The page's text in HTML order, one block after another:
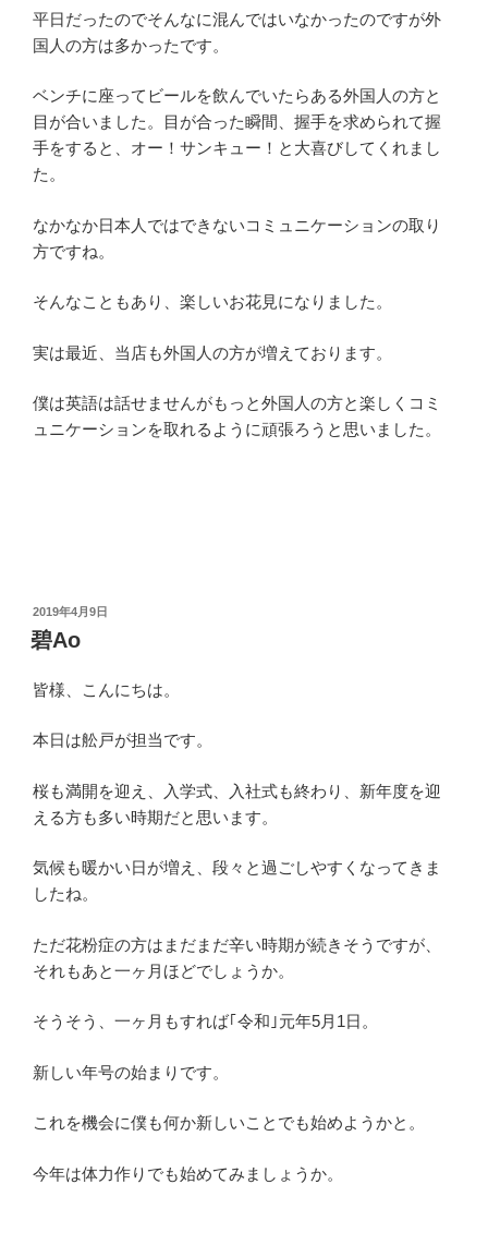
平日だったのでそんなに混んではいなかったのですが外
国人の方は多かったです。
ベンチに座ってビールを飲んでいたらある外国人の方と
目が合いました。目が合った瞬間、握手を求められて握
手をすると、オー！サンキュー！と大喜びしてくれまし
た。
なかなか日本人ではできないコミュニケーションの取り
方ですね。
そんなこともあり、楽しいお花見になりました。
実は最近、当店も外国人の方が増えております。
僕は英語は話せませんがもっと外国人の方と楽しくコミ
ュニケーションを取れるように頑張ろうと思いました。
投
稿
日:
2019年4月9日
碧Ao
皆様、こんにちは。
本日は舩戸が担当です。
桜も満開を迎え、入学式、入社式も終わり、新年度を迎
える方も多い時期だと思います。
気候も暖かい日が増え、段々と過ごしやすくなってきま
したね。
ただ花粉症の方はまだまだ辛い時期が続きそうですが、
それもあと一ヶ月ほどでしょうか。
そうそう、一ヶ月もすれば｢令和｣元年5月1日。
新しい年号の始まりです。
これを機会に僕も何か新しいことでも始めようかと。
今年は体力作りでも始めてみましょうか。